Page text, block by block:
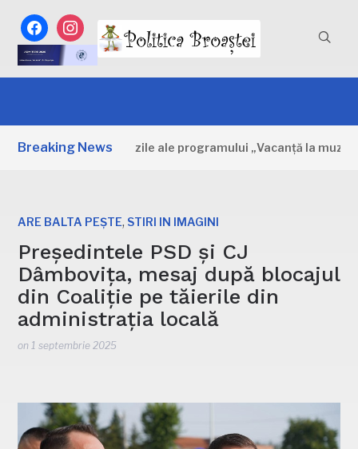
facebookinstagram
Breaking News
Primele zile ale programului „Vacanță la muzeu”
ARE BALTA PEȘTE, STIRI IN IMAGINI
Președintele PSD și CJ
Dâmbovița, mesaj după blocajul
din Coaliție pe tăierile din
administrația locală
on 1 septembrie 2025